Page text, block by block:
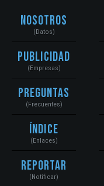
Nosotros
(Datos)
Publicidad
(Empresas)
Preguntas
(Frecuentes)
Índice
(Enlaces)
Reportar
(Notificar)